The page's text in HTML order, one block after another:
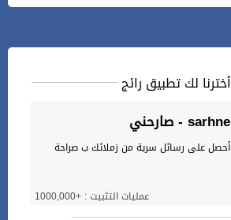
أخترنا لك تطبيق رائج
صارحني - sarhne
أحصل على رسائل سرية من زملائك ب صراحة
عمليات التثبيت : +1000,000